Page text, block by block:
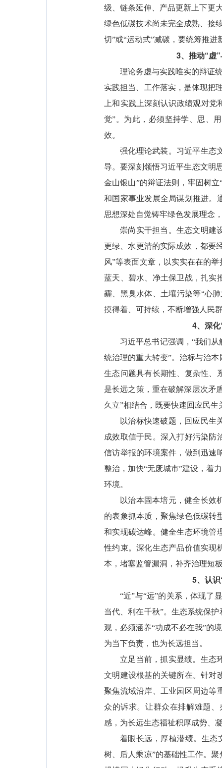
级、链条延伸、产品更新上下更
绿色低碳技术尚未完全成熟、接
切”或“运动式”减碳，要统筹推
3、推动“虚
理论务虚与实践唯实的辩证
实践担当、工作落实，是体现把
上和实践上深刻认识政绩观对
觉”。为此，必须坚持学、思、
效。
强化理论武装。习近平生态
导。要深刻领悟习近平生态文明
金山银山”的辩证法则，牢固树
和国家事业发展全局谋划推进。
思想深处自觉铸牢绿色发展理念
崇尚实干担当。生态文明建
更绿、水更清的实际成效，都要
风”等表面文章，以实实在在的
蓝天、碧水、净土保卫战，扎实
霾、黑臭水体、土壤污染等“心
摸得着、可持续，不断增强人民
4、深
习近平总书记强调，“我们
统治理的重大转变”。治标与治
生态问题具有长期性、复杂性、
是长远之策，重在破解深层次矛
久立”相结合，既要快速回应民
以治标快速破题，回应民生
成效取信于民。深入打好污染防
信访举报的环境案件，做到迅速
整治，加快“无废城市”建设，着
环境。
以治本固本培元，健全长效
的表象抓本质，聚焦绿色低碳转
和实现碳达峰。健全生态环境管
性约束。深化生态产品价值实现
本，堵塞监管漏洞，补齐治理短
5、认
“近”与“远”的关系，体现了
当代、利在千秋”。生态系统保
观，必须涵养“功成不必在我”的
为当下负责，也为长远担当。
立足当前，抓实显绩。生态
文明建设根基的关键所在。针对
聚焦流域沿岸、工业园区周边等
众的诉求。让群众在排解难题
感，为长远生态福祉积厚成势、
着眼长远，厚植潜绩。生态
树、后人乘凉”的基础性工作。